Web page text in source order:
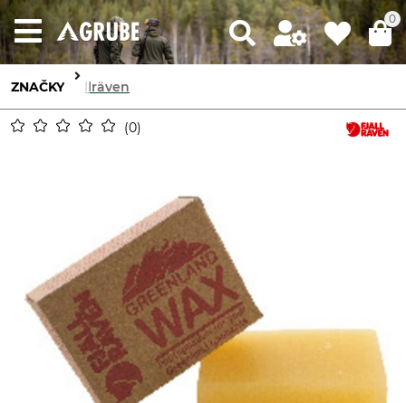
0
ZNAČKY Fjällräven
0